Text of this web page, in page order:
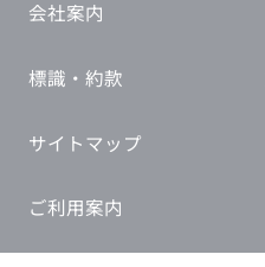
会社案内
標識・約款
サイトマップ
ご利用案内